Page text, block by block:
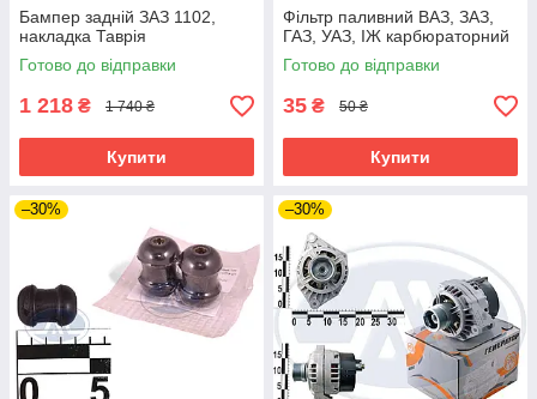
Бампер задній ЗАЗ 1102,
накладка Таврія
Готово до відправки
1 218 ₴ 1 740 ₴
Купити
Фільтр паливний ВАЗ, ЗАЗ,
ГАЗ, УАЗ, ІЖ карбюраторний
Готово до відправки
35 ₴ 50 ₴
Купити
–30% –30%